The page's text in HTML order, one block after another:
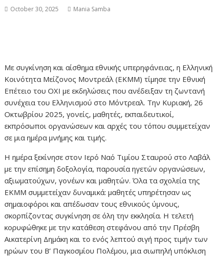
October 30, 2025 Mania Samba
Με συγκίνηση και αίσθημα εθνικής υπερηφάνειας, η Ελληνική
Κοινότητα Μείζονος Μοντρεάλ (ΕΚΜΜ) τίμησε την Εθνική
Επέτειο του ΟΧΙ με εκδηλώσεις που ανέδειξαν τη ζωντανή
συνέχεια του Ελληνισμού στο Μόντρεαλ. Την Κυριακή, 26
Οκτωβρίου 2025, γονείς, μαθητές, εκπαιδευτικοί,
εκπρόσωποι οργανώσεων και αρχές του τόπου συμμετείχαν
σε μια ημέρα μνήμης και τιμής.
Η ημέρα ξεκίνησε στον Ιερό Ναό Τιμίου Σταυρού στο Λαβάλ
με την επίσημη δοξολογία, παρουσία ηγετών οργανώσεων,
αξιωματούχων, γονέων και μαθητών. Όλα τα σχολεία της
ΕΚΜΜ συμμετείχαν δυναμικά: μαθητές υπηρέτησαν ως
σημαιοφόροι και απέδωσαν τους εθνικούς ύμνους,
σκορπίζοντας συγκίνηση σε όλη την εκκλησία. Η τελετή
κορυφώθηκε με την κατάθεση στεφάνου από την Πρέσβη
Αικατερίνη Δημάκη και το ενός λεπτού σιγή προς τιμήν των
ηρώων του Β’ Παγκοσμίου Πολέμου, μια σιωπηλή υπόκλιση